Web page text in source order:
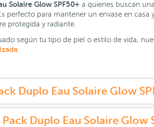
Solaire Glow SPF50+ a quienes buscan
perfecto para mantener un envase en casa
protegida y radiante.
según tu tipo de piel o estilo de vida,
Duplo Eau Solaire Glow
Pack Duplo Eau Solaire Glow